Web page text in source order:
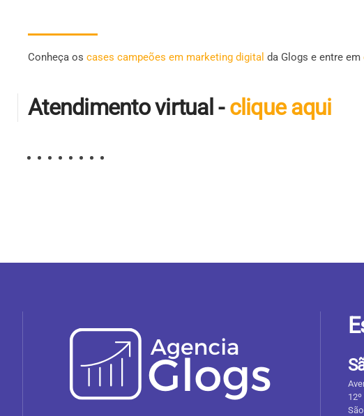
Conheça os cases campeões em marketing digital da Glogs e entre em
Atendimento virtual -clique aqui